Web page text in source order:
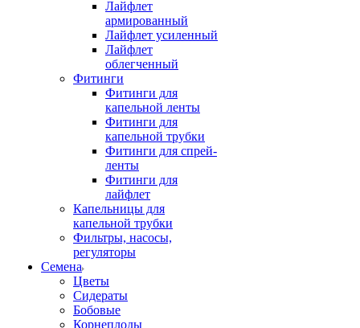
Лайфлет
армированный
Лайфлет усиленный
Лайфлет
облегченный
Фитинги
Фитинги для
капельной ленты
Фитинги для
капельной трубки
Фитинги для спрей-
ленты
Фитинги для
лайфлет
Капельницы для
капельной трубки
Фильтры, насосы,
регуляторы
Семена
Цветы
Сидераты
Бобовые
Корнеплоды